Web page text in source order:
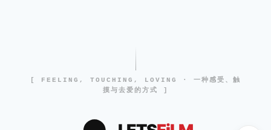
[ FEELING, TOUCHING, LOVING · 一种感受、触
摸与去爱的方式 ]